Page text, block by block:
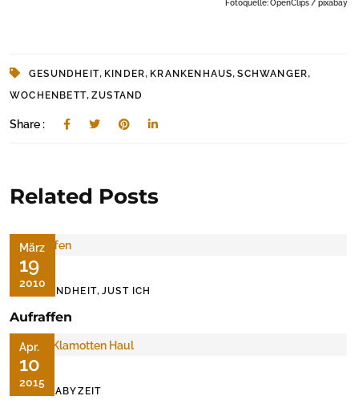
Fotoquelle: OpenClips / pixabay
GESUNDHEIT, KINDER, KRANKENHAUS,SCHWANGER,
WOCHENBETT, ZUSTAND
Share :
Related Posts
März
19
2010
GESUNDHEIT, JUST ICH
Aufraffen
Apr.
10
2015
DIE BABYZEIT